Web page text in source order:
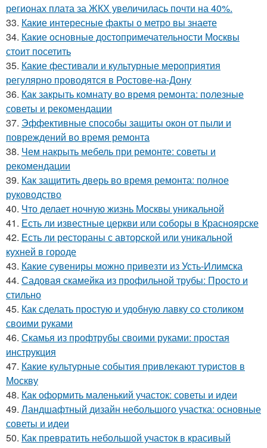
регионах плата за ЖКХ увеличилась почти на 40%.
33. Какие интересные факты о метро вы знаете
34. Какие основные достопримечательности Москвы
стоит посетить
35. Какие фестивали и культурные мероприятия
регулярно проводятся в Ростове-на-Дону
36. Как закрыть комнату во время ремонта: полезные
советы и рекомендации
37. Эффективные способы защиты окон от пыли и
повреждений во время ремонта
38. Чем накрыть мебель при ремонте: советы и
рекомендации
39. Как защитить дверь во время ремонта: полное
руководство
40. Что делает ночную жизнь Москвы уникальной
41. Есть ли известные церкви или соборы в Красноярске
42. Есть ли рестораны с авторской или уникальной
кухней в городе
43. Какие сувениры можно привезти из Усть-Илимска
44. Садовая скамейка из профильной трубы: Просто и
стильно
45. Как сделать простую и удобную лавку со столиком
своими руками
46. Скамья из профтрубы своими руками: простая
инструкция
47. Какие культурные события привлекают туристов в
Москву
48. Как оформить маленький участок: советы и идеи
49. Ландшафтный дизайн небольшого участка: основные
советы и идеи
50. Как превратить небольшой участок в красивый